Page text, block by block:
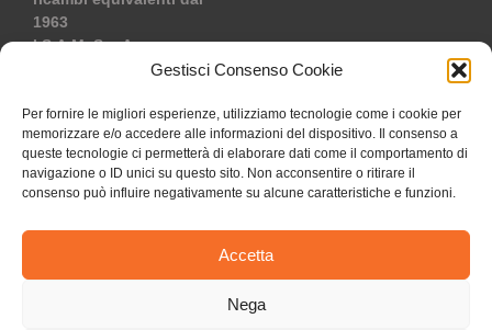
Gestisci Consenso Cookie
Per fornire le migliori esperienze, utilizziamo tecnologie come i cookie per
memorizzare e/o accedere alle informazioni del dispositivo. Il consenso a
queste tecnologie ci permetterà di elaborare dati come il comportamento di
navigazione o ID unici su questo sito. Non acconsentire o ritirare il
consenso può influire negativamente su alcune caratteristiche e funzioni.
Accetta
Nega
1963
I.S.A.M. S.p.A.
Via Cristina di Belgioioso, 6
Milano – Italia
Tel: +39 02/90730521 –
Fax: +39 02/90730597
Email:info@isam.it